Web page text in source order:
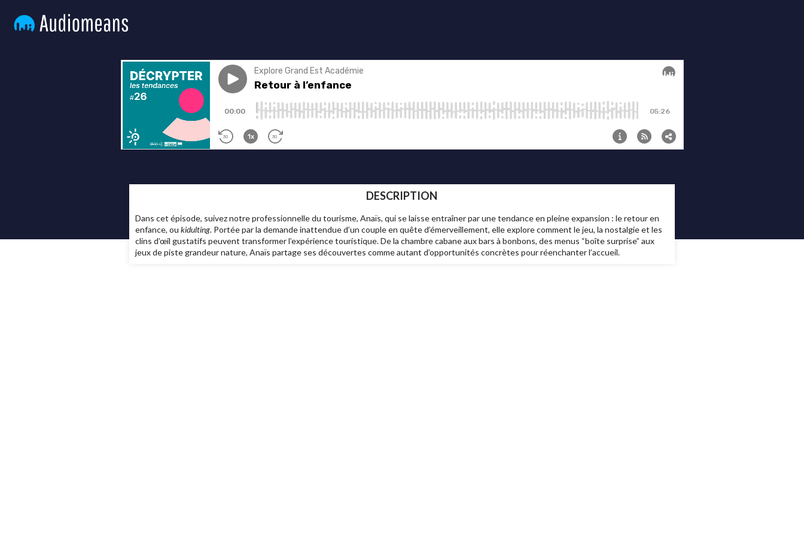
DESCRIPTION
Dans cet épisode, suivez notre professionnelle du tourisme, Anaïs, qui se laisse entraîner par une tendance en pleine expansion : le retour en
enfance, ou kidulting. Portée par la demande inattendue d’un couple en quête d’émerveillement, elle explore comment le jeu, la nostalgie et les
clins d’œil gustatifs peuvent transformer l’expérience touristique. De la chambre cabane aux bars à bonbons, des menus “boîte surprise” aux
jeux de piste grandeur nature, Anaïs partage ses découvertes comme autant d’opportunités concrètes pour réenchanter l’accueil.